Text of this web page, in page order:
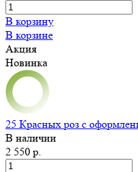
В корзину
В корзине
Акция
Новинка
25 Красных роз с
В наличии
2 550 р.